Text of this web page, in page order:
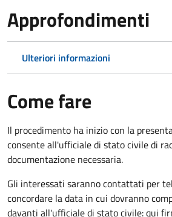
Approfondimenti
Ulteriori informazioni
Come fare
Il procedimento ha inizio con la
consente all'ufficiale di stato civile di
documentazione necessaria.
Gli interessati saranno contattati per
concordare la data in cui dovranno
davanti all'ufficiale di stato civile: qui